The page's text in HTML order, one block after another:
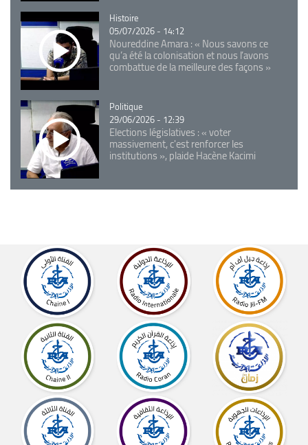
Catégorie
Histoire
05/07/2026 - 14:12
Noureddine Amara : « Nous savons ce
qu’a été la colonisation et nous l’avons
combattue de la meilleure des façons »
Catégorie
Politique
29/06/2026 - 12:39
Elections législatives : « voter
massivement, c'est renforcer les
institutions », plaide Hacène Kacimi